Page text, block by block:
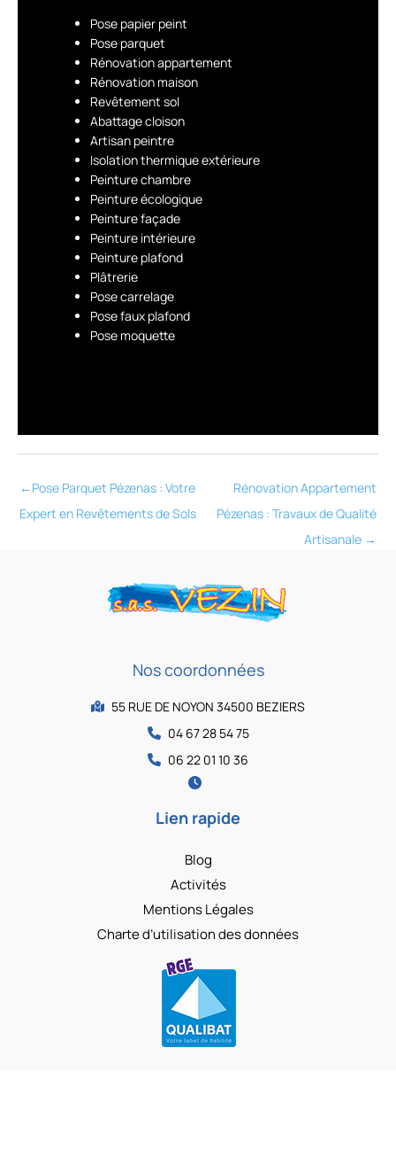
Pose papier peint
Pose parquet
Rénovation appartement
Rénovation maison
Revêtement sol
Abattage cloison
Artisan peintre
Isolation thermique extérieure
Peinture chambre
Peinture écologique
Peinture façade
Peinture intérieure
Peinture plafond
Plâtrerie
Pose carrelage
Pose faux plafond
Pose moquette
←Pose Parquet Pézenas : Votre
Expert en Revêtements de Sols
Rénovation Appartement
Pézenas : Travaux de Qualité
Artisanale →
Nos coordonnées
55 RUE DE NOYON 34500 BEZIERS
04 67 28 54 75
06 22 01 10 36
Lien rapide
Blog
Activités
Mentions Légales
Charte d’utilisation des données